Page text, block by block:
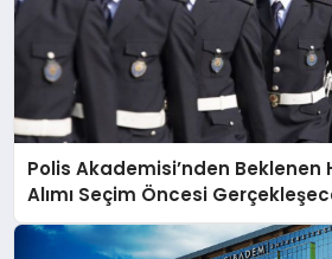
Polis Akademisi’nden Beklenen
Alımı Seçim Öncesi